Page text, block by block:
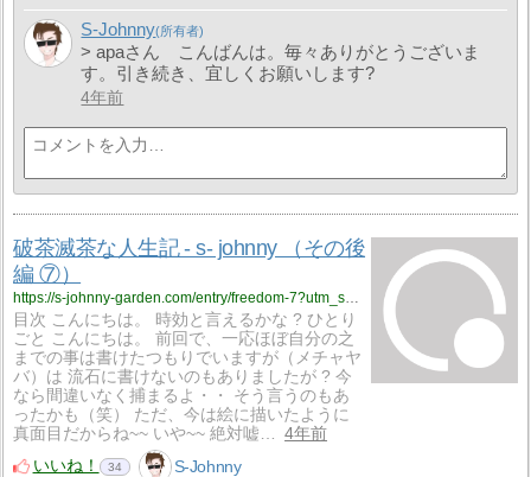
S-Johnny
> apaさん こんばんは。毎々ありがとうございま
す。引き続き、宜しくお願いします?
4年前
破茶滅茶な人生記 - s- johnny （その後
編 ⑦）
https://s-johnny-garden.com/entry/freedom-7?utm_source=feed
目次 こんにちは。 時効と言えるかな ? ひとり
ごと こんにちは。 前回で、一応ほぼ自分の之
までの事は書けたつもりでいますが（メチャヤ
バ）は 流石に書けないのもありましたが ? 今
なら間違いなく捕まるよ・・ そう言うのもあ
ったかも（笑） ただ、今は絵に描いたように
真面目だからね~~ いや~~ 絶対嘘…
4年前
いいね！
34 S-Johnny